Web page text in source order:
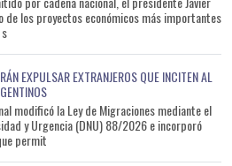
de los proyectos económicos más importantes
EXPULSAR EXTRANJEROS QUE INCITEN AL
modificó la Ley de Migraciones mediante el
y Urgencia (DNU) 88/2026 e incorporó
permit